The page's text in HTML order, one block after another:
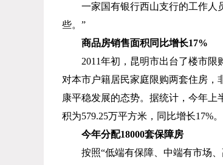
一家国有银行西山支行的工作人
些。”
商品房销售面积同比增长17%
2011年初，昆明市出台了楼市限
对本市户籍居民家庭限购两套住房
康平稳发展的态势。据统计，今年上
积为579.25万平方米，同比增长17%。
今年分配18000套保障房
按照“低端有保障、中端有市场